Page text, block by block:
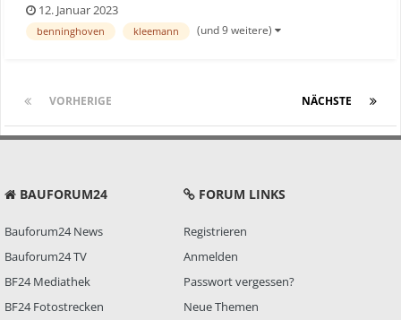
abgetragen werden. 350.000 Tonnen sehr harter, durchgehend mit
Stahlmatten bewehrter Beton (CRCP) wurden im schneidenden...
12. Januar 2023
benninghoven kleemann (und 9 weitere)
VORHERIGE NÄCHSTE
BAUFORUM24
Bauforum24 News
Bauforum24 TV
BF24 Mediathek
BF24 Fotostrecken
FORUM LINKS
Registrieren
Anmelden
Passwort vergessen?
Neue Themen